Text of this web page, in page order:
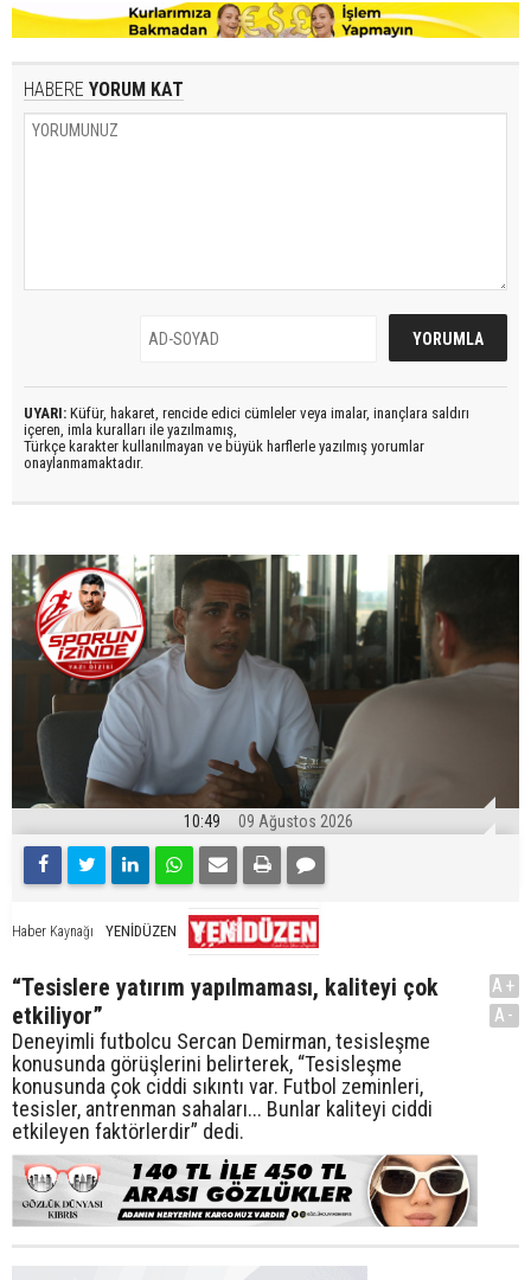
HABERE YORUM KAT
UYARI: Küfür, hakaret, rencide edici cümleler veya imalar, inançlara saldırı
içeren, imla kuralları ile yazılmamış,
Türkçe karakter kullanılmayan ve büyük harflerle yazılmış yorumlar
onaylanmamaktadır.
10:49 09 Ağustos 2026
Haber Kaynağı YENİDÜZEN
“Tesislere yatırım yapılmaması, kaliteyi çok
etkiliyor”
Deneyimli futbolcu Sercan Demirman, tesisleşme
konusunda görüşlerini belirterek, “Tesisleşme
konusunda çok ciddi sıkıntı var. Futbol zeminleri,
tesisler, antrenman sahaları... Bunlar kaliteyi ciddi
etkileyen faktörlerdir” dedi.
A+
A-